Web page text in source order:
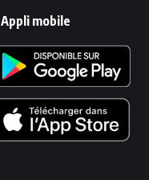
Appli mobile